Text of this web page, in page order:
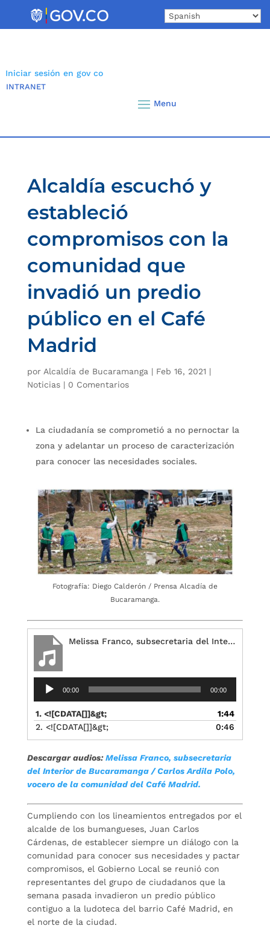
Iniciar sesión en gov co
INTRANET
Alcaldía escuchó y
estableció
compromisos con la
comunidad que
invadió un predio
público en el Café
Madrid
por Alcaldía de Bucaramanga | Feb 16, 2021 |
Noticias| 0 Comentarios
La ciudadanía se comprometió a no pernoctar la
zona y adelantar un proceso de caracterización
para conocer las necesidades sociales.
Fotografía: Diego Calderón / Prensa Alcadía de
Bucaramanga.
Melissa Franco, subsecretaria del Interior
Reproductor
00:00 00:00
1. <![CDATA[]]&gt;
1:44
2. <![CDATA[]]&gt;
0:46
Descargar audios:Melissa Franco, subsecretaria
del Interior de Bucaramanga / Carlos Ardila Polo,
vocero de la comunidad del Café Madrid.
Cumpliendo con los lineamientos entregados por el
alcalde de los bumangueses, Juan Carlos
Cárdenas, de establecer siempre un diálogo con la
comunidad para conocer sus necesidades y pactar
compromisos, el Gobierno Local se reunió con
representantes del grupo de ciudadanos que la
semana pasada invadieron un predio público
contiguo a la ludoteca del barrio Café Madrid, en
el norte de la ciudad.